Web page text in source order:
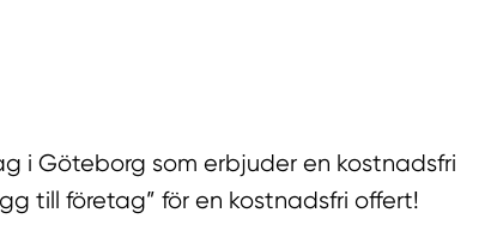
i Göteborg som erbjuder en kostnadsfri
till företag” för en kostnadsfri offert!